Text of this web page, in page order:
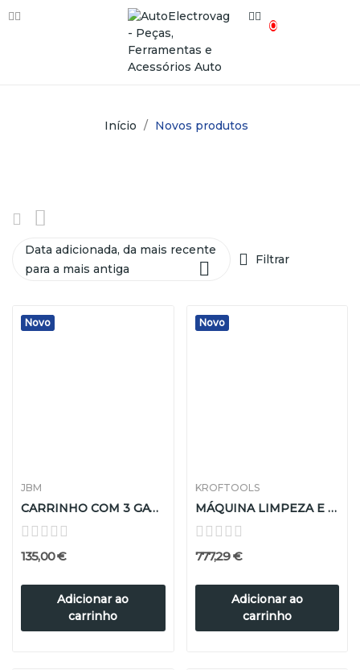
0
Início Novos produtos
Data adicionada, da mais recente
para a mais antiga
 Filtrar
Novo
JBM
CARRINHO COM 3 GAVETAS, 1 BANDEJA E GRELHAS...
135,00 €
Adicionar ao
carrinho
Novo
KROFTOOLS
MÁQUINA LIMPEZA E TESTE INJECTORES GDI/EFI/FSI
777,29 €
Adicionar ao
carrinho